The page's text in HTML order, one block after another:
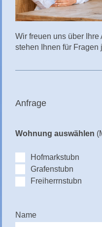
Wir freuen uns über Ihre
stehen Ihnen für Fragen
Anfrage
Wohnung auswählen
Hofmarkstubn
Grafenstubn
Freiherrnstubn
Name